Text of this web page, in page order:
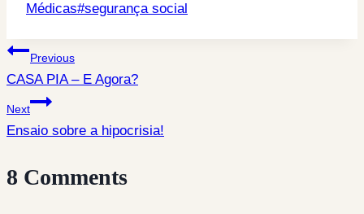
Tags:
Médicas#segurança social
Post
navigation
Previous
CASA PIA – E Agora?
Next
Ensaio sobre a hipocrisia!
8 Comments